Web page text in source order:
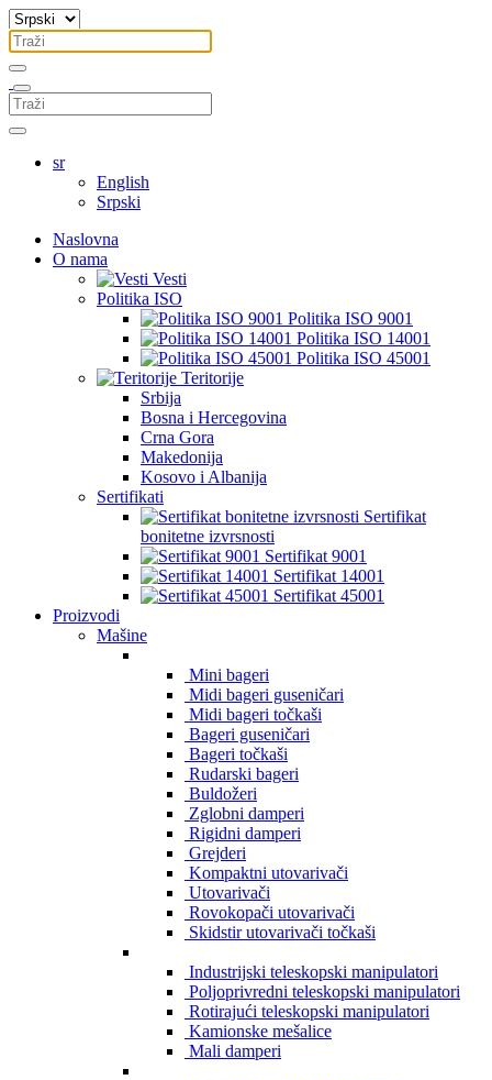
sr
English
Srpski
Naslovna
O nama
Vesti
Politika ISO
Politika ISO 9001
Politika ISO 14001
Politika ISO 45001
Teritorije
Srbija
Bosna i Hercegovina
Crna Gora
Makedonija
Kosovo i Albanija
Sertifikati
Sertifikat
bonitetne izvrsnosti
Sertifikat 9001
Sertifikat 14001
Sertifikat 45001
Proizvodi
Mašine
Mini bageri
Midi bageri guseničari
Midi bageri točkaši
Bageri guseničari
Bageri točkaši
Rudarski bageri
Buldožeri
Zglobni damperi
Rigidni damperi
Grejderi
Kompaktni utovarivači
Utovarivači
Rovokopači utovarivači
Skidstir utovarivači točkaši
Industrijski teleskopski manipulatori
Poljoprivredni teleskopski manipulatori
Rotirajući teleskopski manipulatori
Kamionske mešalice
Mali damperi